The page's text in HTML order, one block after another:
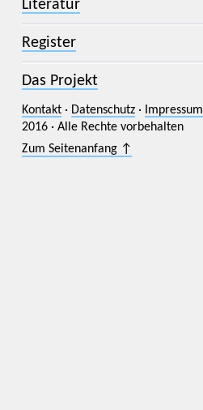
Literatur
Register
Das Projekt
Kontakt· Datenschutz· Impressum
2016 · Alle Rechte vorbehalten
Zum Seitenanfang ↑